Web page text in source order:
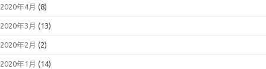
2020年4月 (8)
2020年3月 (13)
2020年2月 (2)
2020年1月 (14)